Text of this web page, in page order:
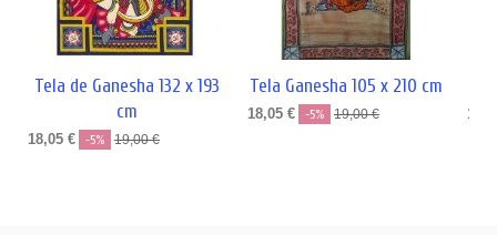
Tela de Ganesha 132 x 193
cm
18,05 € -5% 19,00 €
Tela Ganesha 105 x 210 cm
18,05 € -5% 19,00 €